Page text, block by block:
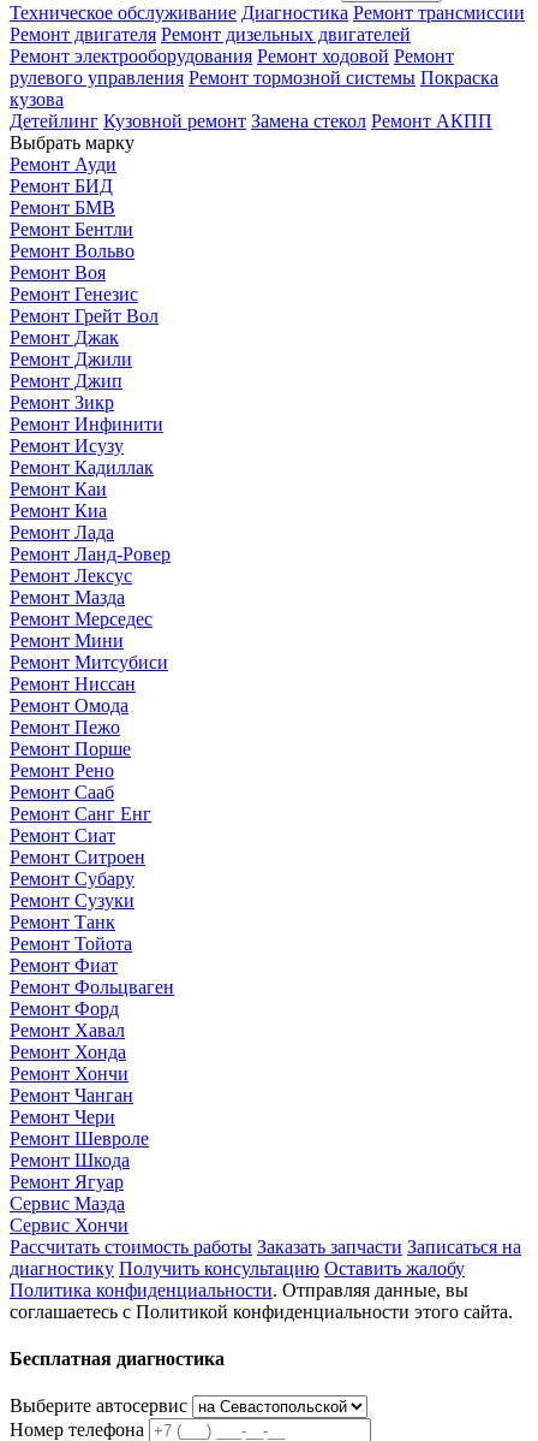
Техническое обслуживание Диагностика Ремонт трансмиссии
Ремонт двигателя Ремонт дизельных двигателей
Ремонт электрооборудования Ремонт ходовой Ремонт
рулевого управления Ремонт тормозной системы Покраска
кузова
Детейлинг Кузовной ремонт Замена стекол Ремонт АКПП
Выбрать марку
Ремонт Ауди
Ремонт БИД
Ремонт БМВ
Ремонт Бентли
Ремонт Вольво
Ремонт Воя
Ремонт Генезис
Ремонт Грейт Вол
Ремонт Джак
Ремонт Джили
Ремонт Джип
Ремонт Зикр
Ремонт Инфинити
Ремонт Исузу
Ремонт Кадиллак
Ремонт Каи
Ремонт Киа
Ремонт Лада
Ремонт Ланд-Ровер
Ремонт Лексус
Ремонт Мазда
Ремонт Мерседес
Ремонт Мини
Ремонт Митсубиси
Ремонт Ниссан
Ремонт Омода
Ремонт Пежо
Ремонт Порше
Ремонт Рено
Ремонт Сааб
Ремонт Санг Енг
Ремонт Сиат
Ремонт Ситроен
Ремонт Субару
Ремонт Сузуки
Ремонт Танк
Ремонт Тойота
Ремонт Фиат
Ремонт Фольцваген
Ремонт Форд
Ремонт Хавал
Ремонт Хонда
Ремонт Хончи
Ремонт Чанган
Ремонт Чери
Ремонт Шевроле
Ремонт Шкода
Ремонт Ягуар
Сервис Мазда
Сервис Хончи
Рассчитать стоимость работы Заказать запчасти Записаться на
диагностику Получить консультацию Оставить жалобу
Политика конфиденциальности. Отправляя данные, вы
соглашаетесь с Политикой конфиденциальности этого сайта.
Бесплатная диагностика
Выберите автосервис
Номер телефона